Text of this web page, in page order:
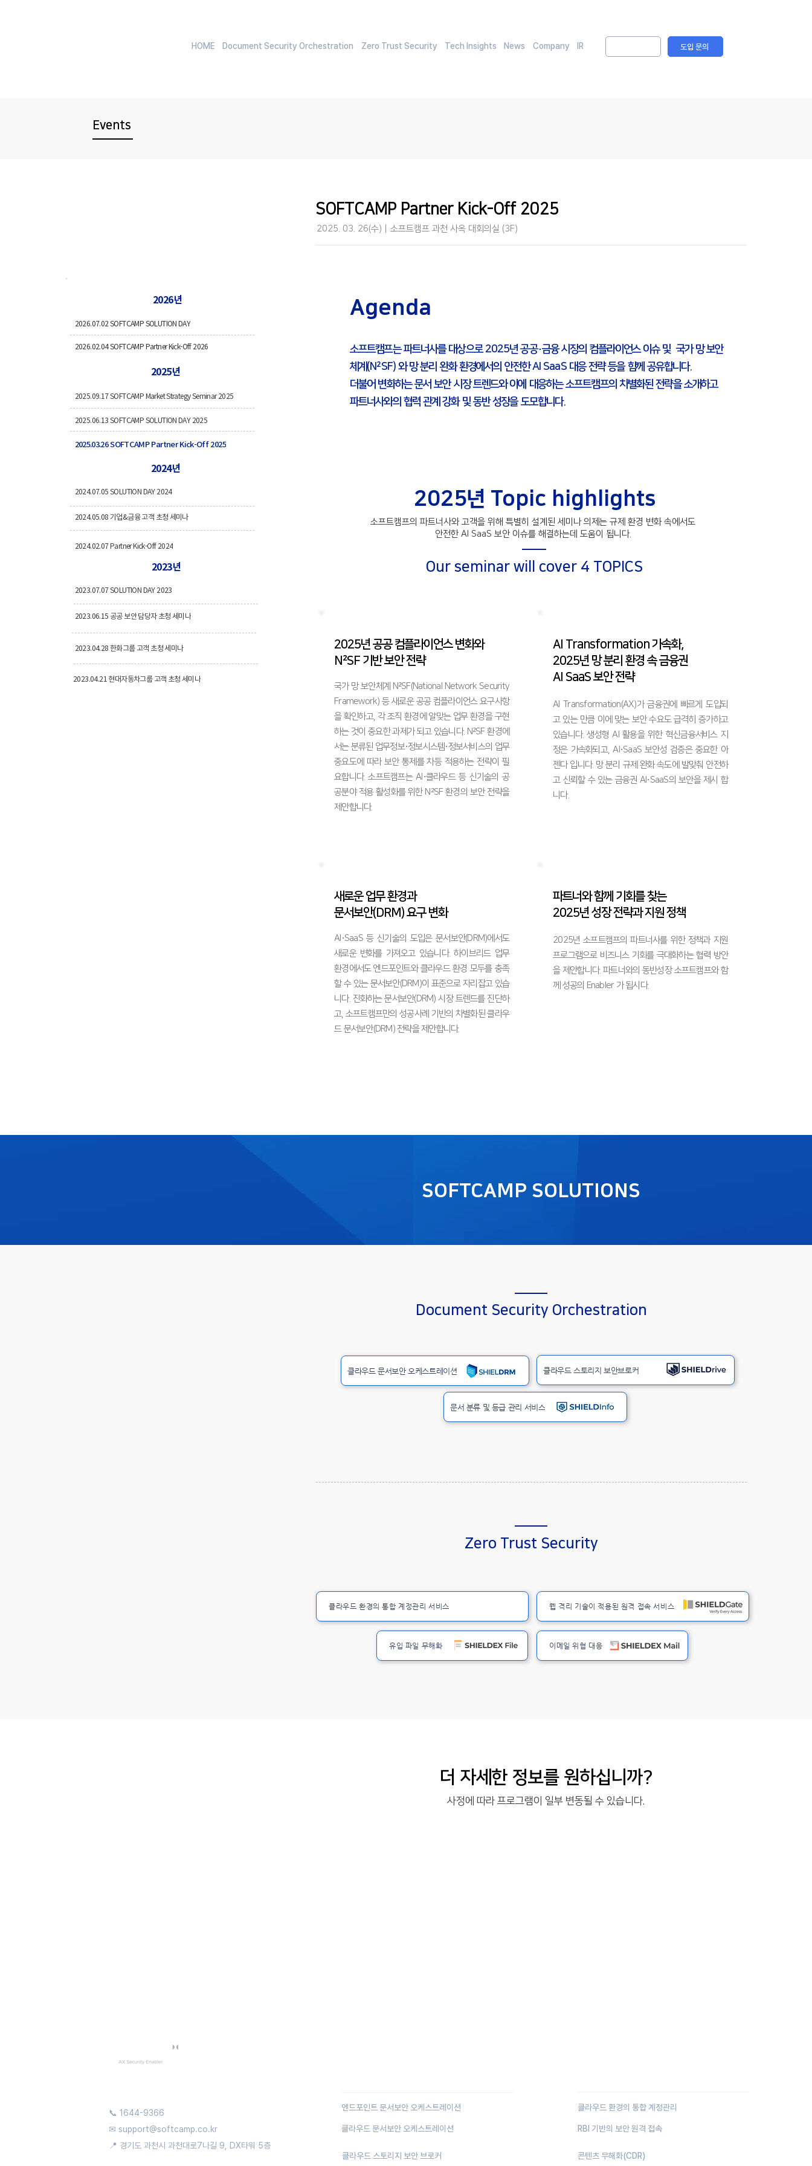
HOME Document Security Orchestration Zero Trust Security Tech Insights News Company IR 도입 문의
Events
SOFTCAMP Partner Kick-Off 2025
2025. 03. 26(수)ㅣ소프트캠프 과천 사옥 대회의실 (3F)
Agenda
소프트캠프는 파트너사를 대상으로 2025년 공공∙금융 시장의 컴플라이언스 이슈 및 국가 망 보안
체계(N²SF) 와 망 분리 완화 환경에서의 안전한 AI SaaS 대응 전략 등을 함께 공유합니다.
​더불어 변화하는 문서 보안 시장 트렌드와 이에 대응하는 소프트캠프의 차별화된 전략을 소개하고
파트너사와의 협력 관계 강화 및 동반 성장을 도모합니다.
2026년
2026.02.04 SOFTCAMP Partner Kick-Off 2026
2026.07.02 SOFTCAMP SOLUTION DAY
2025년
2025.09.17 SOFTCAMP Market Strategy Seminar 2025
2025.03.26 SOFTCAMP Partner Kick-Off 2025
2025.06.13 SOFTCAMP SOLUTION DAY 2025
2024년
2024.07.05 SOLUTION DAY 2024
2024.05.08 기업&금융 고객 초청 세미나
2024.02.07 Partner Kick-Off 2024
2023년
2023.07.07 SOLUTION DAY 2023
2023.06.15 공공 보안 담당자 초청 세미나
2023.04.28 한화그룹 고객 초청 세미나
2023.04.21 현대자동차그룹 고객 초청 세미나
2025년 Topic highlights
소프트캠프의 파트너사와 고객을 위해 특별히 설계된 세미나 의제는 규제 환경 변화 속에서도
안전한 AI SaaS 보안 이슈를 해결하는데 도움이 됩니다.
Our seminar will cover 4 TOPICS
2025년 공공 컴플라이언스 변화와
N²SF 기반 보안 전략
국가 망 보안체계 N²SF(National Network Security
Framework) 등 새로운 공공 컴플라이언스 요구사항
을 확인하고, 각 조직 환경에 알맞는 업무 환경을 구현
하는 것이 중요한 과제가 되고 있습니다. N²SF 환경에
서는 분류된 업무정보∙정보시스템∙정보서비스의 업무
중요도에 따라 보안 통제를 차등 적용하는 전략이 필
요합니다. ​소프트캠프는 AI∙클라우드 등 신기술의 공
공분야 적용 활성화를 위한 N²SF 환경의 보안 전략을
제안합니다.
AI Transformation 가속화,
2025년 망 분리 환경 속 금융권
AI SaaS 보안 전략
AI Transformation(AX)가 금융권에 빠르게 도입되
고 있는 만큼 이에 맞는 보안 수요도 급격히 증가하고
있습니다. 생성형 AI 활용을 위한 혁신금융서비스 지
정은 가속화되고, AI∙SaaS 보안성 검증은 중요한 아
젠다 입니다. 망 분리 규제 완화 속도에 발맞춰 안전하
고 신뢰할 수 있는 금융권 AI∙SaaS의 보안을 제시 합
니다.
새로운 업무 환경과
문서보안(DRM) 요구 변화
AI∙SaaS 등 신기술의 도입은 문서보안(DRM)에서도
새로운 변화를 가져오고 있습니다. 하이브리드 업무
환경에서도 엔드포인트와 클라우드 환경 모두를 충족
할 수 있는 문서보안(DRM)이 표준으로 자리잡고 있습
니다. 진화하는 문서보안(DRM) 시장 트렌드를 진단하
고, 소프트캠프만의 성공사례 기반의 차별화된 클라우
드 문서보안(DRM) 전략을 제안합니다.
파트너와 함께 기회를 찾는
2025년 성장 전략과 지원 정책
2025년 소프트캠프의 파트너사를 위한 정책과 지원
프로그램으로 비즈니스 기회를 극대화하는 협력 방안
을 제안합니다. 파트너와의 동반성장 소프트캠프와 함
께 성공의 Enabler 가 됩시다.
SOFTCAMP SOLUTIONS
Document Security Orchestration
클라우드 문서보안 오케스트레이션 클라우드 스토리지 보안브로커
문서 분류 및 등급 관리 서비스
Zero Trust Security
클라우드 환경의 통합 계정관리 서비스 웹 격리 기술이 적용된 원격 접속 서비스
유입 파일 무해화 이메일 위협 대응
​더 자세한 정보를 원하십니까?
사정에 따라 프로그램이 일부 변동될 수 있습니다.
📞 1644-9366
✉ support@softcamp.co.kr
📍 경기도 과천시 과천대로7나길 9, DX타워 5층
엔드포인트 문서보안 오케스트레이션
클라우드 문서보안 오케스트레이션
클라우드 환경의 통합 계정관리
RBI 기반의 보안 원격 접속
클라우드 스토리지 보안 브로커 콘텐츠 무해화(CDR)